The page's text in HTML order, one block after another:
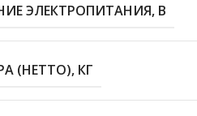
ЭЛЕКТРОПИТАНИЯ, В
(НЕТТО), КГ